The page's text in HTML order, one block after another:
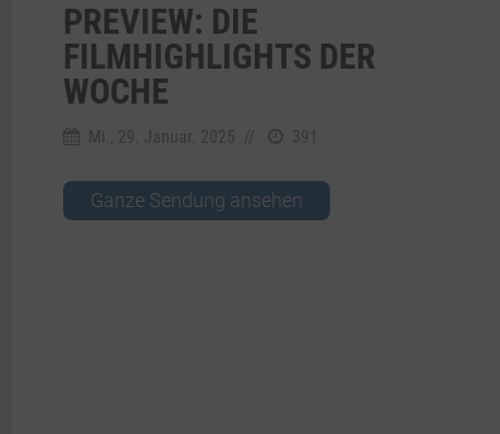
PREVIEW: DIE
FILMHIGHLIGHTS DER
WOCHE
Mi., 29. Januar. 2025 // 391
Ganze Sendung ansehen